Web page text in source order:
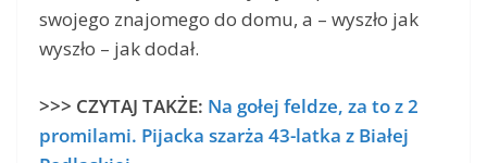
swojego znajomego do domu, a – wyszło jak
wyszło – jak dodał.
>>> CZYTAJ TAKŻE: Na gołej feldze, za to z 2
promilami. Pijacka szarża 43-latka z Białej